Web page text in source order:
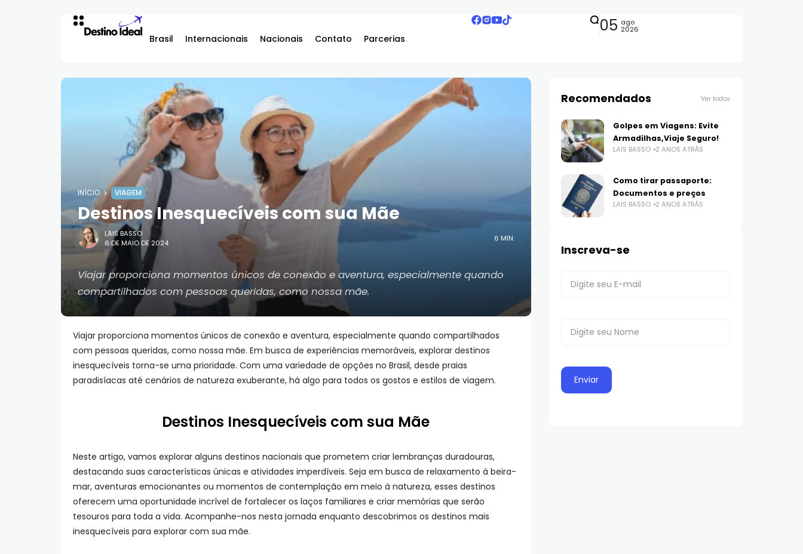
Brasil Internacionais Nacionais Contato Parcerias
05 ago
2026
INÍCIO VIAGEM
Destinos Inesquecíveis com sua Mãe
LAIS BASSO
6 DE MAIO DE 2024
6 MIN.
Viajar proporciona momentos únicos de conexão e aventura, especialmente quando
compartilhados com pessoas queridas, como nossa mãe.
Viajar proporciona momentos únicos de conexão e aventura, especialmente quando compartilhados
com pessoas queridas, como nossa mãe. Em busca de experiências memoráveis, explorar destinos
inesquecíveis torna-se uma prioridade. Com uma variedade de opções no Brasil, desde praias
paradisíacas até cenários de natureza exuberante, há algo para todos os gostos e estilos de viagem.
Destinos Inesquecíveis com sua Mãe
Neste artigo, vamos explorar alguns destinos nacionais que prometem criar lembranças duradouras,
destacando suas características únicas e atividades imperdíveis. Seja em busca de relaxamento à beira-
mar, aventuras emocionantes ou momentos de contemplação em meio à natureza, esses destinos
oferecem uma oportunidade incrível de fortalecer os laços familiares e criar memórias que serão
tesouros para toda a vida. Acompanhe-nos nesta jornada enquanto descobrimos os destinos mais
inesquecíveis para explorar com sua mãe.
Recomendados Ver todos
Golpes em Viagens: Evite
Armadilhas,Viaje Seguro!
LAIS BASSO 2 ANOS ATRÁS
Como tirar passaporte:
Documentos e preços
LAIS BASSO 2 ANOS ATRÁS
Inscreva-se